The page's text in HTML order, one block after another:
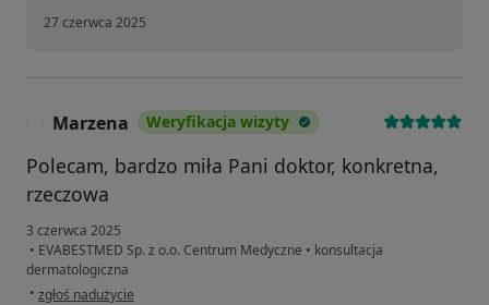
27 czerwca 2025
Marzena Weryfikacja wizyty
Polecam, bardzo miła Pani doktor, konkretna,
rzeczowa
3 czerwca 2025
• EVABESTMED Sp. z o.o. Centrum Medyczne • konsultacja
dermatologiczna
• w opinii użytkownika Marzena
zgłoś nadużycie